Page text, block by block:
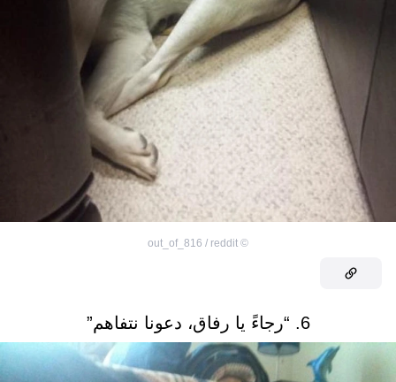
©
out_of_816 / reddit
6. “رجاءً يا رفاق، دعونا نتفاهم”